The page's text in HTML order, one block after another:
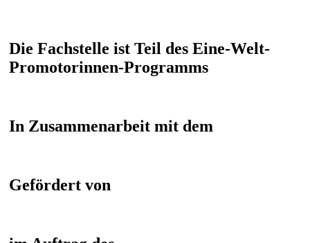
Die Fachstelle ist Teil des Eine-Welt-
Promotorinnen-Programms
In Zusammenarbeit mit dem
Gefördert von